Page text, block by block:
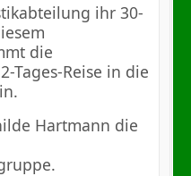
ihr 30-
die
Tages-Reise in die
Hartmann die